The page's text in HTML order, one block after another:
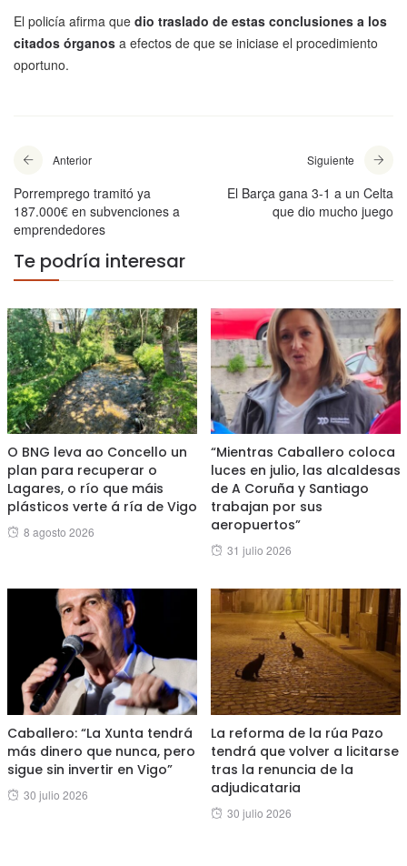
El policía afirma que dio traslado de estas conclusiones a los
citados órganos a efectos de que se iniciase el procedimiento
oportuno.
Anterior
Porremprego tramitó ya
187.000€ en subvenciones a
emprendedores
Siguiente
El Barça gana 3-1 a un Celta
que dio mucho juego
Te podría interesar
O BNG leva ao Concello un
plan para recuperar o
Lagares, o río que máis
plásticos verte á ría de Vigo
Posted
8 agosto 2026
“Mientras Caballero coloca
luces en julio, las alcaldesas
de A Coruña y Santiago
trabajan por sus
aeropuertos”
Posted
31 julio 2026
Caballero: “La Xunta tendrá
más dinero que nunca, pero
sigue sin invertir en Vigo”
Posted
30 julio 2026
La reforma de la rúa Pazo
tendrá que volver a licitarse
tras la renuncia de la
adjudicataria
Posted
30 julio 2026